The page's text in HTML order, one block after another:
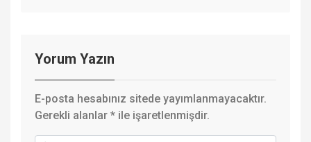
Yorum Yazın
E-posta hesabınız sitede yayımlanmayacaktır.
Gerekli alanlar * ile işaretlenmişdir.